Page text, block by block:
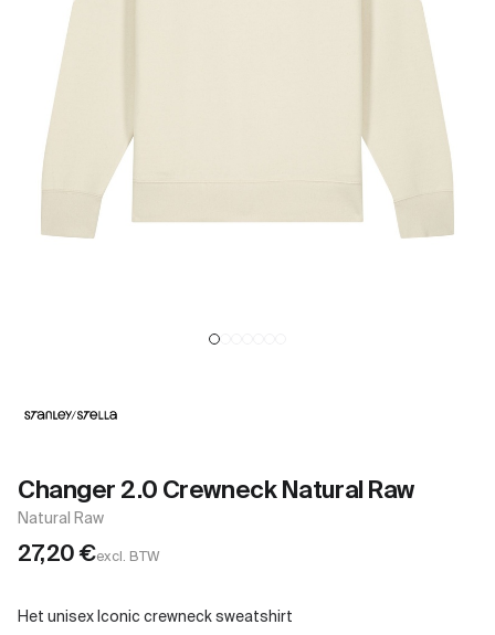
Changer 2.0 Crewneck Natural Raw
Natural Raw
27,20€excl. BTW